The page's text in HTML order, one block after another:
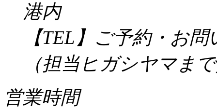
港内
【TEL】ご予約・お
（担当ヒガシヤマま
営業時間